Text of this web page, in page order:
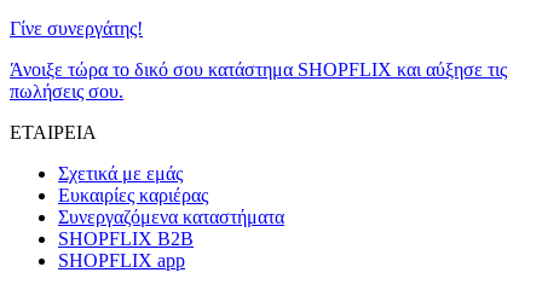
Γίνε συνεργάτης!
Άνοιξε τώρα το δικό σου κατάστημα SHOPFLIX και αύξησε τις
πωλήσεις σου.
ΕΤΑΙΡΕΙΑ
Σχετικά με εμάς
Ευκαιρίες καριέρας
Συνεργαζόμενα καταστήματα
SHOPFLIX B2B
SHOPFLIX app